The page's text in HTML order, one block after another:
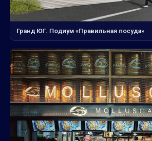
Гранд ЮГ. Подиум «Правильная посуда»